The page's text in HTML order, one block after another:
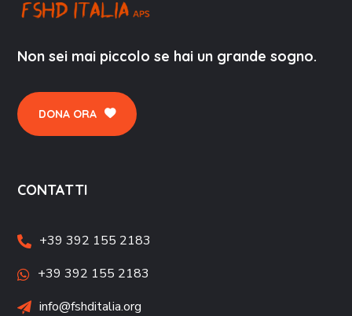
Non sei mai piccolo se hai un grande sogno.
DONA ORA
CONTATTI
+39 392 155 2183
+39 392 155 2183
info@fshditalia.org